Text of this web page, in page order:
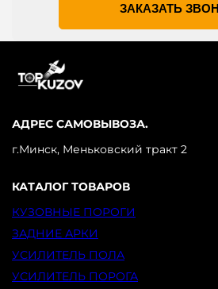
ЗАКАЗАТЬ
АДРЕС САМОВЫВОЗА.
г.Минск, Меньковский тракт 2
КАТАЛОГ ТОВАРОВ
КУЗОВНЫЕ ПОРОГИ
ЗАДНИЕ АРКИ
УСИЛИТЕЛЬ ПОЛА
УСИЛИТЕЛЬ ПОРОГА